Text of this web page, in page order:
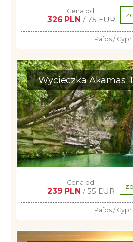
Cena od:
326 PLN / 75 EUR
Pafos / Cypr
Wycieczka Akamas
Cena od:
239 PLN / 55 EUR
Pafos / Cypr